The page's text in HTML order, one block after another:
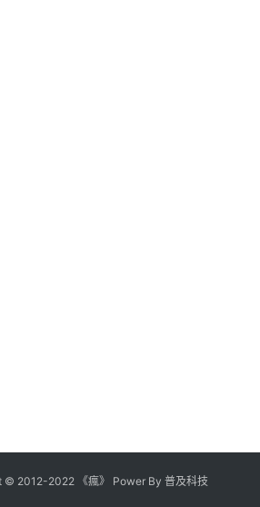
© 2012-2022《瘋》 Power By 普及科技